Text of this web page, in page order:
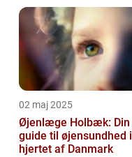
02 maj 2025
Øjenlæge Holbæk: Din
guide til øjensundhed i
hjertet af Danmark